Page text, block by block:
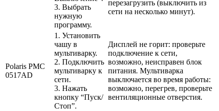
3. Выбрать
нужную
программу.
перезагрузить (выключить из
сети на несколько минут).
Polaris PMC
0517AD
1. Установить
чашу в
мультиварку.
2. Подключить
мультиварку к
сети.
3. Нажать
кнопку “Пуск/
Стоп”.
Дисплей не горит: проверьте
подключение к сети,
возможно, неисправен блок
питания. Мультиварка
выключается во время работы:
возможно, перегрев, проверьте
вентиляционные отверстия.